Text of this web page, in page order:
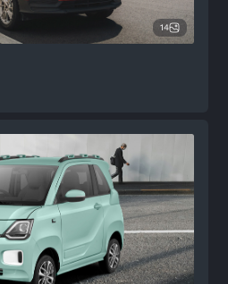
14